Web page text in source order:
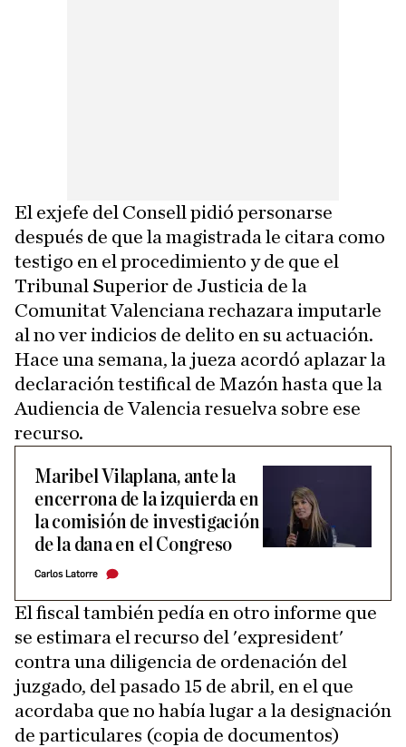
El exjefe del Consell pidió personarse
después de que la magistrada le citara como
testigo en el procedimiento y de que el
Tribunal Superior de Justicia de la
Comunitat Valenciana rechazara imputarle
al no ver indicios de delito en su actuación.
Hace una semana, la jueza acordó aplazar la
declaración testifical de Mazón hasta que la
Audiencia de Valencia resuelva sobre ese
recurso.
Maribel Vilaplana, ante la
encerrona de la izquierda en
la comisión de investigación
de la dana en el Congreso
Carlos Latorre
El fiscal también pedía en otro informe que
se estimara el recurso del 'expresident'
contra una diligencia de ordenación del
juzgado, del pasado 15 de abril, en el que
acordaba que no había lugar a la designación
de particulares (copia de documentos)